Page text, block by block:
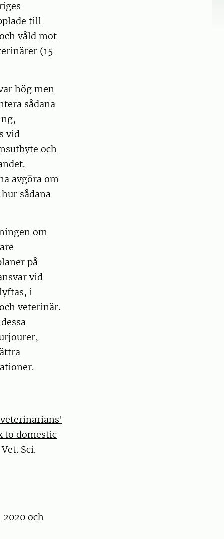
till
våld mot
(15
hög men
sådana
vid
och
avgöra om
sådana
om
på
vid
i
veterinär.
to domestic
Sci.
2020 och